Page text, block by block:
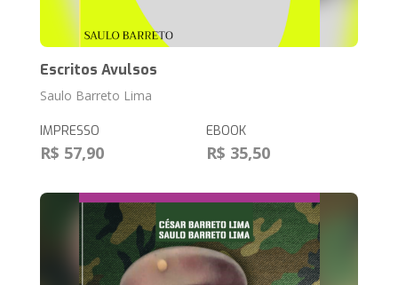
Escritos Avulsos
Saulo Barreto Lima
IMPRESSO
R$ 57,90
EBOOK
R$ 35,50